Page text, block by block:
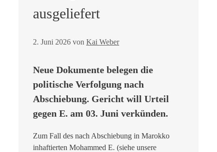
ausgeliefert
2. Juni 2026 von Kai Weber
Neue Dokumente belegen die
politische Verfolgung nach
Abschiebung. Gericht will Urteil
gegen E. am 03. Juni verkünden.
Zum Fall des nach Abschiebung in Marokko
inhaftierten Mohammed E. (siehe unsere